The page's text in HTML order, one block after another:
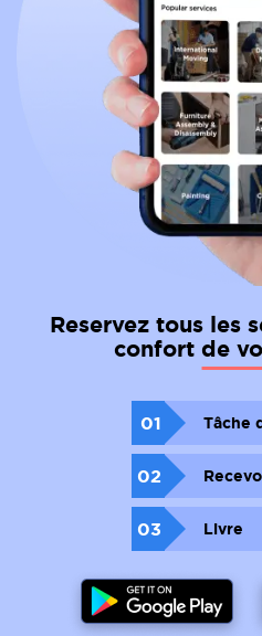
Reservez tous les
confort de
01 Tâche
02
03 Livre